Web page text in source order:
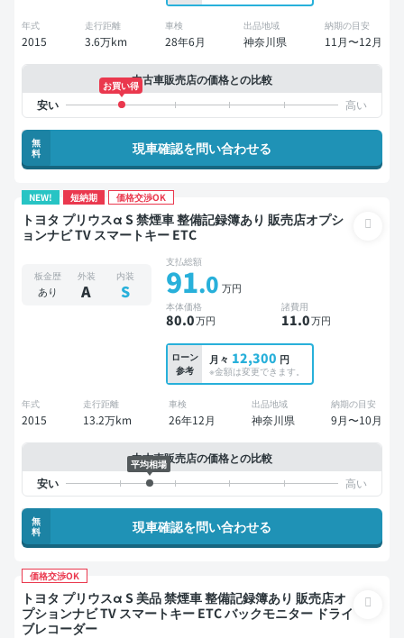
年式
2015
走行距離
3.6万km
車検
28年6月
出品地域
神奈川県
納期の目安
11月〜12月
中古車販売店の価格との比較
お買い得
無
料
現車確認を問い合わせる
NEW! 短納期 価格交渉OK
トヨタ プリウスα S 禁煙車 整備記録簿あり 販売店オプシ
ョンナビ TV スマートキー ETC
板金歴
あり
外装
A
内装
S
支払総額
91.0 万円
本体価格
80.0万円
諸費用
11.0万円
ローン
参考
月々 12,300 円
※金額は変更できます。
年式
2015
走行距離
13.2万km
車検
26年12月
出品地域
神奈川県
納期の目安
9月〜10月
中古車販売店の価格との比較
平均相場
無
料
現車確認を問い合わせる
価格交渉OK
トヨタ プリウスα S 美品 禁煙車 整備記録簿あり 販売店オ
プションナビ TV スマートキー ETC バックモニター ドライ
ブレコーダー